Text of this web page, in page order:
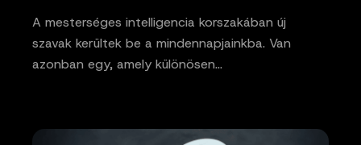
A mesterséges intelligencia korszakában új
szavak kerültek be a mindennapjainkba. Van
azonban egy, amely különösen…